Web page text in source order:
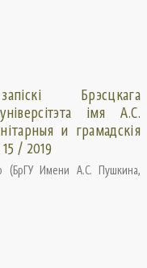
Брэсцкага
імя А.С.
и грамадскiя
/ 2019
(БрГУ Имени А.С. Пушкина,